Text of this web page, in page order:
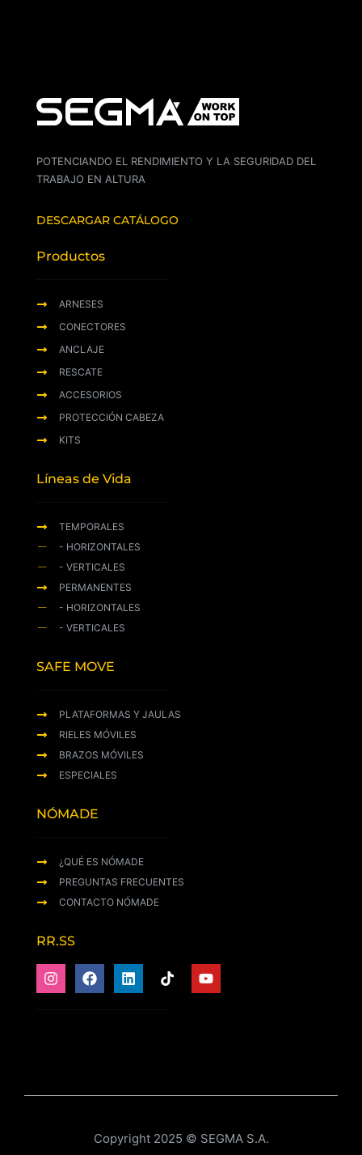
POTENCIANDO EL RENDIMIENTO Y LA SEGURIDAD DEL
TRABAJO EN ALTURA
DESCARGAR CATÁLOGO
Productos
ARNESES
CONECTORES
ANCLAJE
RESCATE
ACCESORIOS
PROTECCIÓN CABEZA
KITS
Líneas de Vida
TEMPORALES
- HORIZONTALES
- VERTICALES
PERMANENTES
- HORIZONTALES
- VERTICALES
SAFE MOVE
PLATAFORMAS Y JAULAS
RIELES MÓVILES
BRAZOS MÓVILES
ESPECIALES
NÓMADE
¿QUÉ ES NÓMADE
PREGUNTAS FRECUENTES
CONTACTO NÓMADE
RR.SS
Copyright 2025 © SEGMA S.A.